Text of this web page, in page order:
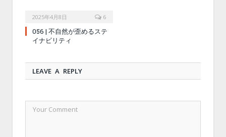
2025年4月8日 6
056 | 不自然が歪めるステ
イナビリティ
LEAVE A REPLY